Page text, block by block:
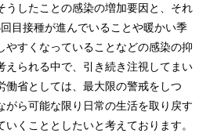
うしたことの感染の増加要因と、それ
目接種が進んでいることや暖かい季
やすくなっていることなどの感染の抑
えられる中で、引き続き注視してまい
働省としては、最大限の警戒をしつ
がら可能な限り日常の生活を取り戻す
くこととしたいと考えております。